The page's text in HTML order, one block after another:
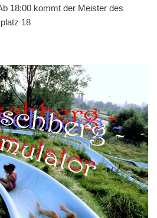
18:00 kommt der Meister des
18